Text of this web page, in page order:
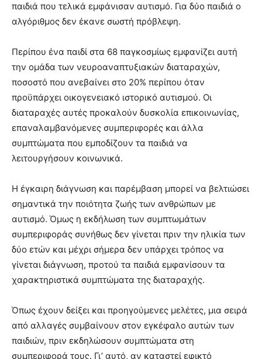
παιδιά που τελικά εμφάνισαν αυτισμό. Για δύο παιδιά ο
αλγόριθμος δεν έκανε σωστή πρόβλεψη.
Περίπου ένα παιδί στα 68 παγκοσμίως εμφανίζει αυτή
την ομάδα των νευροαναπτυξιακών διαταραχών,
ποσοστό που ανεβαίνει στο 20% περίπου όταν
προϋπάρχει οικογενειακό ιστορικό αυτισμού. Οι
διαταραχές αυτές προκαλούν δυσκολία επικοινωνίας,
επαναλαμβανόμενες συμπεριφορές και άλλα
συμπτώματα που εμποδίζουν τα παιδιά να
λειτουργήσουν κοινωνικά.
Η έγκαιρη διάγνωση και παρέμβαση μπορεί να βελτιώσει
σημαντικά την ποιότητα ζωής των ανθρώπων με
αυτισμό. Όμως η εκδήλωση των συμπτωμάτων
συμπεριφοράς συνήθως δεν γίνεται πριν την ηλικία των
δύο ετών και μέχρι σήμερα δεν υπάρχει τρόπος να
γίνεται διάγνωση, προτού τα παιδιά εμφανίσουν τα
χαρακτηριστικά συμπτώματα της διαταραχής.
Όπως έχουν δείξει και προηγούμενες μελέτες, μια σειρά
από αλλαγές συμβαίνουν στον εγκέφαλο αυτών των
παιδιών, πριν εκδηλώσουν συμπτώματα στη
συμπεριφορά τους. Γι’ αυτό, αν καταστεί εφικτό